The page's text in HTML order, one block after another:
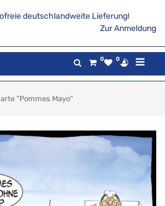
deutschlandweite Lieferung!
Zur Anmeldung
0 0
"Pommes Mayo"